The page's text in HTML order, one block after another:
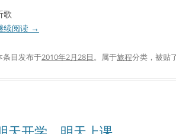
歌
续阅读 →
条目发布于2010年2月28日。属于旅程分类，被贴